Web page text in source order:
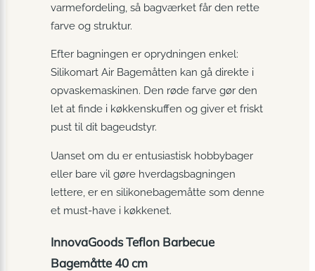
varmefordeling, så bagværket får den rette
farve og struktur.
Efter bagningen er oprydningen enkel:
Silikomart Air Bagemåtten kan gå direkte i
opvaskemaskinen. Den røde farve gør den
let at finde i køkkenskuffen og giver et friskt
pust til dit bageudstyr.
Uanset om du er entusiastisk hobbybager
eller bare vil gøre hverdagsbagningen
lettere, er en silikone­bagemåtte som denne
et must-have i køkkenet.
InnovaGoods Teflon Barbecue
Bagemåtte 40 cm